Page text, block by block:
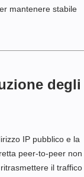
mantenere stabile
degli
IP pubblico e la
peer-to-peer non
il traffico